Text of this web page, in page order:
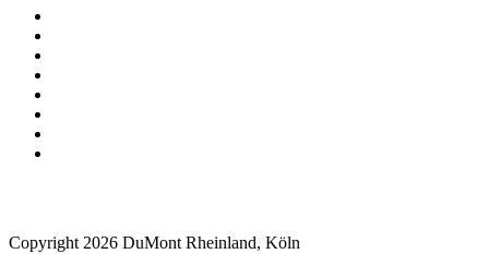
Copyright 2026 DuMont Rheinland, Köln